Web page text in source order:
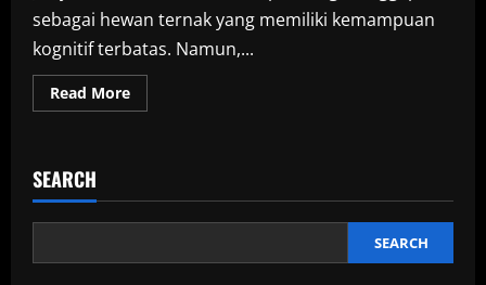
sebagai hewan ternak yang memiliki kemampuan
kognitif terbatas. Namun,...
Read MoreRead
more
Alat:
Pemahaman
Kecerdasan
SEARCH
SEARCH